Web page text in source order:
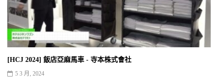
[HCJ 2024] 飯店亞麻馬車 - 寺本株式會社
5 3 月, 2024